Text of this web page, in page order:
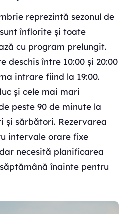
reprezintă sezonul de
înflorite și toate
cu program prelungit.
deschis între 10:00 și 20:00
intrare fiind la 19:00.
și cele mai mari
peste 90 de minute la
și sărbători. Rezervarea
intervale orare fixe
necesită planificarea
înainte pentru